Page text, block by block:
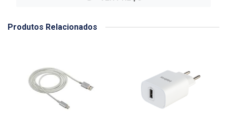
Produtos Relacionados